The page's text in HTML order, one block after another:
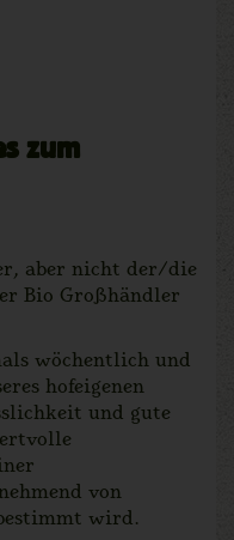
zum
aber nicht der/die
Bio Großhändler
wöchentlich und
hofeigenen
und gute
von
wird.